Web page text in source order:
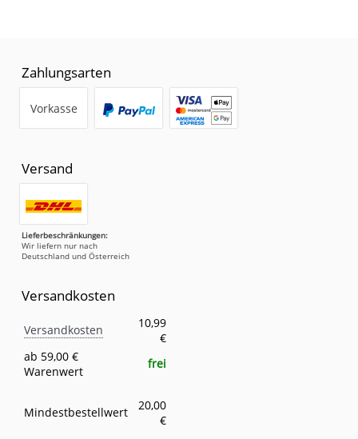
Zahlungsarten
Vorkasse
Versand
Lieferbeschränkungen:
Wir liefern nur nach
Deutschland und Österreich
Versandkosten
Eigenschaft
Versandkosten
10,99
€
ab 59,00 €
Warenwert
frei
Mindestbestellwert
20,00
€